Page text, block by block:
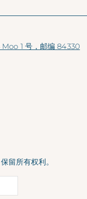
1 号，邮编 84330
留所有权利。